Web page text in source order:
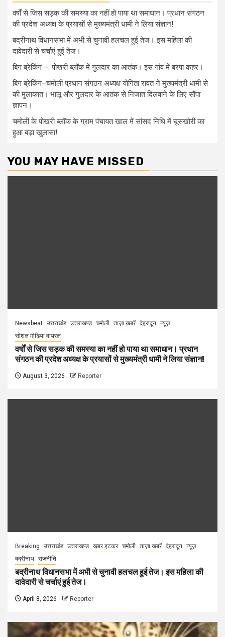
वर्षों से जिस सड़क की समस्या का नहीं हो पाया था समाधान। प्रधान संगठन
की प्रदेश अध्यक्ष के प्रयासों से मुख्यमंत्री धामी ने लिया संज्ञान!
बद्रीनाथ विधानसभा में अभी से चुनावी हलचल हुई तेज। इस महिला की
दावेदारी से चर्चाएं हुई तेज।
बिग ब्रेकिंग –: पोखरी ब्लॉक में गुलदार का आतंक। इस गांव में बरपा कहर।
बिग ब्रेकिंग–चमोली प्रधान संगठन अध्यक्ष योगिता रावत ने मुख्यमंत्री धामी से
की मुलाकात। भालू और गुलदार के आतंक से निजात दिलवाने के लिए सौंपा
ज्ञापन।
चमोली के पोखरी ब्लॉक के ग्राम पंचायत खाल में सांसद निधि में घूसखोरी का
हुआ बड़ा खुलासा!
YOU MAY HAVE MISSED
Newsbeat उत्तराखंड उत्तराखण्ड चमोली ताज़ा ख़बरें देहरादून न्यूज़
सोशल मीडिया वायरल
वर्षों से जिस सड़क की समस्या का नहीं हो पाया था समाधान। प्रधान
संगठन की प्रदेश अध्यक्ष के प्रयासों से मुख्यमंत्री धामी ने लिया संज्ञान!
August 3, 2026 Reporter
Breaking उत्तराखंड उत्तराखण्ड खबर हटकर चमोली ताज़ा ख़बरें देहरादून न्यूज़
बद्रीनाथ राजनीति
बद्रीनाथ विधानसभा में अभी से चुनावी हलचल हुई तेज। इस महिला की
दावेदारी से चर्चाएं हुई तेज।
April 8, 2026 Reporter